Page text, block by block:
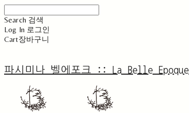
Search 검색
Log In 로그인
Cart장바구니
파시미나 벨에포크 :: La Belle Epoque